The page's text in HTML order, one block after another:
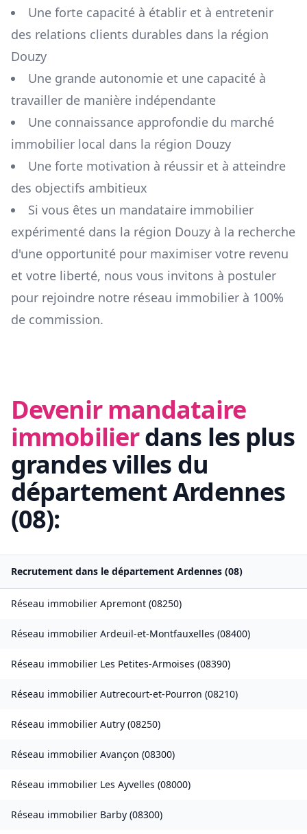
Une forte capacité à établir et à entretenir
des relations clients durables dans la région
Douzy
Une grande autonomie et une capacité à
travailler de manière indépendante
Une connaissance approfondie du marché
immobilier local dans la région Douzy
Une forte motivation à réussir et à atteindre
des objectifs ambitieux
Si vous êtes un mandataire immobilier
expérimenté dans la région Douzy à la recherche
d'une opportunité pour maximiser votre revenu
et votre liberté, nous vous invitons à postuler
pour rejoindre notre réseau immobilier à 100%
de commission.
Devenir mandataire
immobilierdans les plus
grandes villes du
départementArdennes
(08):
Recrutement dans le département Ardennes (08)
Réseau immobilier Apremont (08250)
Réseau immobilier Ardeuil-et-Montfauxelles (08400)
Réseau immobilier Les Petites-Armoises (08390)
Réseau immobilier Autrecourt-et-Pourron (08210)
Réseau immobilier Autry (08250)
Réseau immobilier Avançon (08300)
Réseau immobilier Les Ayvelles (08000)
Réseau immobilier Barby (08300)